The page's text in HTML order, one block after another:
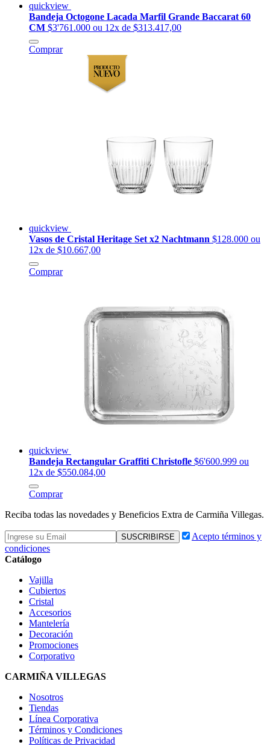
quickview
Bandeja Octogone Lacada Marfil Grande Baccarat 60
CM $3'761.000 ou 12x de $313.417,00
Comprar
quickview
Vasos de Cristal Heritage Set x2 Nachtmann $128.000 ou
12x de $10.667,00
Comprar
quickview
Bandeja Rectangular Graffiti Christofle $6'600.999 ou
12x de $550.084,00
Comprar
Reciba todas las novedades y Beneficios Extra de Carmiña Villegas.
Acepto términos y
condiciones
Catálogo
Vajilla
Cubiertos
Cristal
Accesorios
Mantelería
Decoración
Promociones
Corporativo
CARMIÑA VILLEGAS
Nosotros
Tiendas
Línea Corporativa
Términos y Condiciones
Políticas de Privacidad